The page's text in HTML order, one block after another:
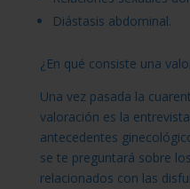
Diástasis abdominal.
¿En qué consiste una
Una vez pasada la
valoración es la
antecedentes
se te preguntará sobre
relacionados con las